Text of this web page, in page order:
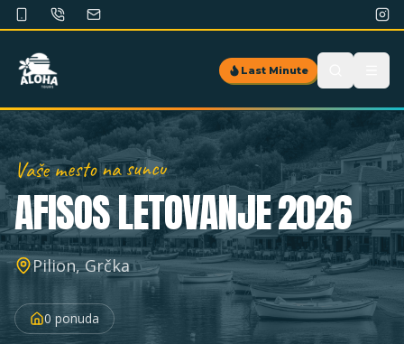
Last Minute
Vaše mesto na suncu
AFISOSLETOVANJE 2026
Pilion, Grčka
0 ponuda